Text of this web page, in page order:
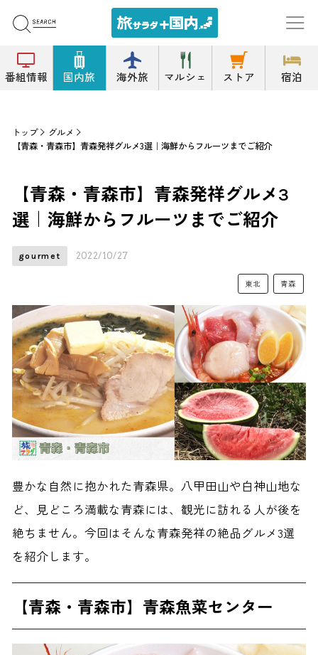
番組情報 国内旅 海外旅 マルシェ ストア 宿泊
トップ
グルメ
【青森・青森市】青森発祥グルメ3選｜海鮮からフルーツまでご紹介
【青森・青森市】青森発祥グルメ3
選｜海鮮からフルーツまでご紹介
gourmet 2022/10/27
東北 青森
豊かな自然に抱かれた青森県。八甲田山や白神山地な
ど、見どころ満載な青森には、観光に訪れる人が後を
絶ちません。今回はそんな青森発祥の絶品グルメ3選
を紹介します。
【青森・青森市】青森魚菜センター